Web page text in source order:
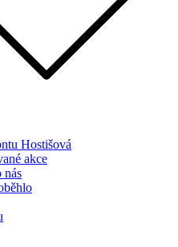
Hostišová
akce
nás